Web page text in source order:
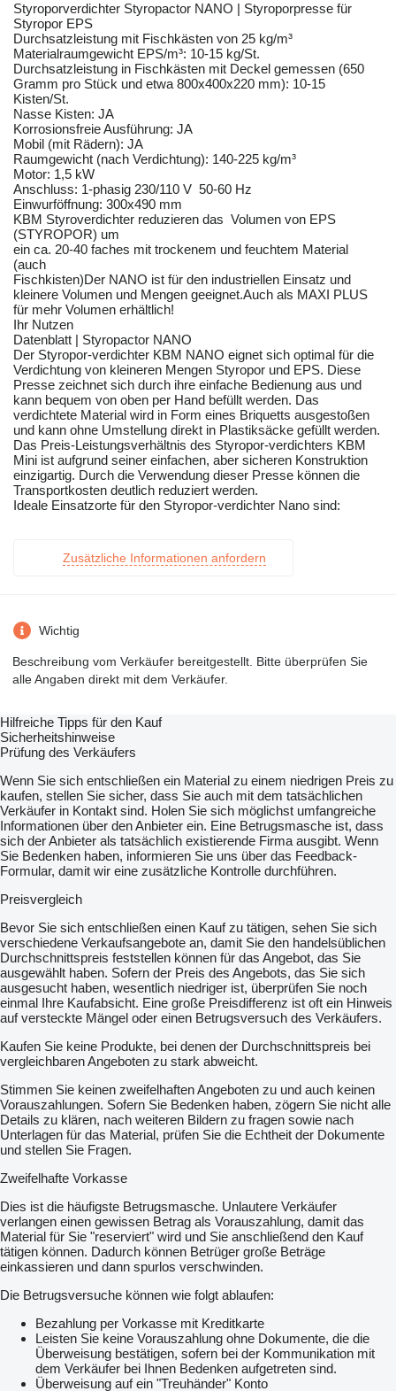
Styroporverdichter Styropactor NANO | Styroporpresse für
Styropor EPS
Durchsatzleistung mit Fischkästen von 25 kg/m³
Materialraumgewicht EPS/m³: 10-15 kg/St.
Durchsatzleistung in Fischkästen mit Deckel gemessen (650
Gramm pro Stück und etwa 800x400x220 mm): 10-15
Kisten/St.
Nasse Kisten: JA
Korrosionsfreie Ausführung: JA
Mobil (mit Rädern): JA
Raumgewicht (nach Verdichtung): 140-225 kg/m³
Motor: 1,5 kW
Anschluss: 1-phasig 230/110 V 50-60 Hz
Einwurföffnung: 300x490 mm
KBM Styroverdichter reduzieren das Volumen von EPS
(STYROPOR) um
ein ca. 20-40 faches mit trockenem und feuchtem Material
(auch
Fischkisten)Der NANO ist für den industriellen Einsatz und
kleinere Volumen und Mengen geeignet.Auch als MAXI PLUS
für mehr Volumen erhältlich!
Ihr Nutzen
Datenblatt | Styropactor NANO
Der Styropor-verdichter KBM NANO eignet sich optimal für die
Verdichtung von kleineren Mengen Styropor und EPS. Diese
Presse zeichnet sich durch ihre einfache Bedienung aus und
kann bequem von oben per Hand befüllt werden. Das
verdichtete Material wird in Form eines Briquetts ausgestoßen
und kann ohne Umstellung direkt in Plastiksäcke gefüllt werden.
Das Preis-Leistungsverhältnis des Styropor-verdichters KBM
Mini ist aufgrund seiner einfachen, aber sicheren Konstruktion
einzigartig. Durch die Verwendung dieser Presse können die
Transportkosten deutlich reduziert werden.
Ideale Einsatzorte für den Styropor-verdichter Nano sind:
Zusätzliche Informationen anfordern
Wichtig
Beschreibung vom Verkäufer bereitgestellt. Bitte überprüfen Sie
alle Angaben direkt mit dem Verkäufer.
Hilfreiche Tipps für den Kauf
Sicherheitshinweise
Prüfung des Verkäufers
Wenn Sie sich entschließen ein Material zu einem niedrigen Preis zu
kaufen, stellen Sie sicher, dass Sie auch mit dem tatsächlichen
Verkäufer in Kontakt sind. Holen Sie sich möglichst umfangreiche
Informationen über den Anbieter ein. Eine Betrugsmasche ist, dass
sich der Anbieter als tatsächlich existierende Firma ausgibt. Wenn
Sie Bedenken haben, informieren Sie uns über das Feedback-
Formular, damit wir eine zusätzliche Kontrolle durchführen.
Preisvergleich
Bevor Sie sich entschließen einen Kauf zu tätigen, sehen Sie sich
verschiedene Verkaufsangebote an, damit Sie den handelsüblichen
Durchschnittspreis feststellen können für das Angebot, das Sie
ausgewählt haben. Sofern der Preis des Angebots, das Sie sich
ausgesucht haben, wesentlich niedriger ist, überprüfen Sie noch
einmal Ihre Kaufabsicht. Eine große Preisdifferenz ist oft ein Hinweis
auf versteckte Mängel oder einen Betrugsversuch des Verkäufers.
Kaufen Sie keine Produkte, bei denen der Durchschnittspreis bei
vergleichbaren Angeboten zu stark abweicht.
Stimmen Sie keinen zweifelhaften Angeboten zu und auch keinen
Vorauszahlungen. Sofern Sie Bedenken haben, zögern Sie nicht alle
Details zu klären, nach weiteren Bildern zu fragen sowie nach
Unterlagen für das Material, prüfen Sie die Echtheit der Dokumente
und stellen Sie Fragen.
Zweifelhafte Vorkasse
Dies ist die häufigste Betrugsmasche. Unlautere Verkäufer
verlangen einen gewissen Betrag als Vorauszahlung, damit das
Material für Sie "reserviert" wird und Sie anschließend den Kauf
tätigen können. Dadurch können Betrüger große Beträge
einkassieren und dann spurlos verschwinden.
Die Betrugsversuche können wie folgt ablaufen:
Bezahlung per Vorkasse mit Kreditkarte
Leisten Sie keine Vorauszahlung ohne Dokumente, die die
Überweisung bestätigen, sofern bei der Kommunikation mit
dem Verkäufer bei Ihnen Bedenken aufgetreten sind.
Überweisung auf ein "Treuhänder" Konto